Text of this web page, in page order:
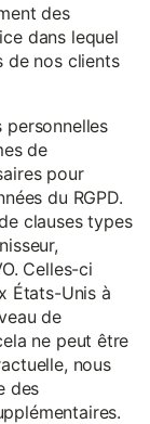
des
dans lequel
de nos clients
personnelles
de
pour
du RGPD.
clauses types
Celles-ci
États-Unis à
de
ne peut être
nous
des